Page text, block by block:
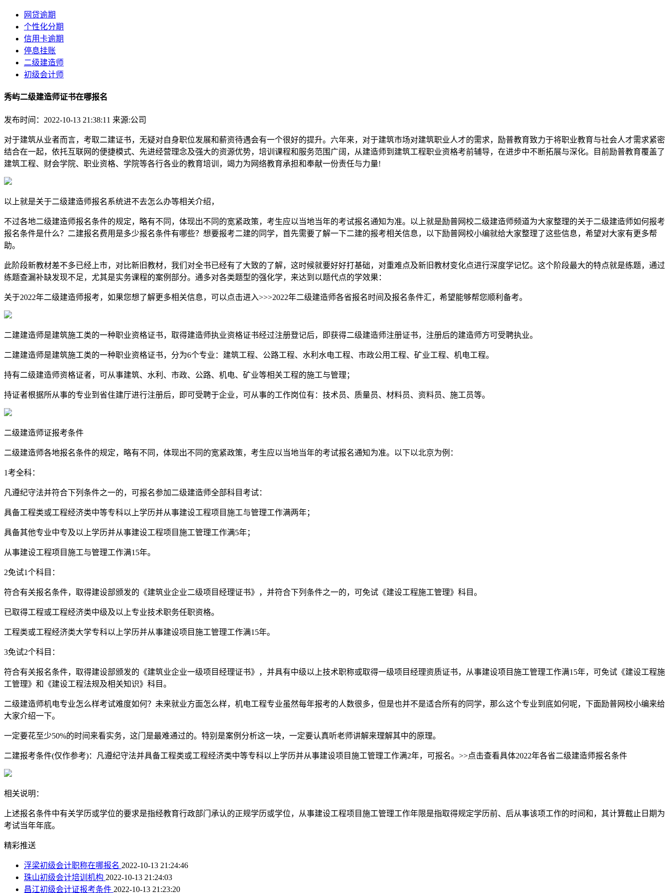
网贷逾期
个性化分期
信用卡逾期
停息挂账
二级建造师
初级会计师
秀屿二级建造师证书在哪报名
发布时间：2022-10-13 21:38:11 来源:公司
对于建筑从业者而言，考取二建证书，无疑对自身职位发展和薪资待遇会有一个很好的提升。六年来，对于建筑市场对建筑职业人才的需求，励普教育致力于将职业教育与社会人才需求紧密
结合在一起，依托互联网的便捷模式、先进经营理念及强大的资源优势，培训课程和服务范围广阔，从建造师到建筑工程职业资格考前辅导，在进步中不断拓展与深化。目前励普教育覆盖了
建筑工程、财会学院、职业资格、学院等各行各业的教育培训，竭力为网络教育承担和奉献一份责任与力量!
以上就是关于二级建造师报名系统进不去怎么办等相关介绍，
不过各地二级建造师报名条件的规定，略有不同，体现出不同的宽紧政策，考生应以当地当年的考试报名通知为准。以上就是励普网校二级建造师频道为大家整理的关于二级建造师如何报考
报名条件是什么？二建报名费用是多少报名条件有哪些？想要报考二建的同学，首先需要了解一下二建的报考相关信息，以下励普网校小编就给大家整理了这些信息，希望对大家有更多帮
助。
此阶段新教材差不多已经上市，对比新旧教材，我们对全书已经有了大致的了解，这时候就要好好打基础，对重难点及新旧教材变化点进行深度学记忆。这个阶段最大的特点就是练题，通过
练题查漏补缺发现不足，尤其是实务课程的案例部分。通多对各类题型的强化学，来达到以题代点的学效果：
关于2022年二级建造师报考，如果您想了解更多相关信息，可以点击进入>>>2022年二级建造师各省报名时间及报名条件汇，希望能够帮您顺利备考。
二建建造师是建筑施工类的一种职业资格证书，取得建造师执业资格证书经过注册登记后，即获得二级建造师注册证书，注册后的建造师方可受聘执业。
二建建造师是建筑施工类的一种职业资格证书，分为6个专业：建筑工程、公路工程、水利水电工程、市政公用工程、矿业工程、机电工程。
持有二级建造师资格证者，可从事建筑、水利、市政、公路、机电、矿业等相关工程的施工与管理；
持证者根据所从事的专业到省住建厅进行注册后，即可受聘于企业，可从事的工作岗位有：技术员、质量员、材料员、资料员、施工员等。
二级建造师证报考条件
二级建造师各地报名条件的规定，略有不同，体现出不同的宽紧政策，考生应以当地当年的考试报名通知为准。以下以北京为例：
1考全科：
凡遵纪守法并符合下列条件之一的，可报名参加二级建造师全部科目考试：
具备工程类或工程经济类中等专科以上学历并从事建设工程项目施工与管理工作满两年；
具备其他专业中专及以上学历并从事建设工程项目施工管理工作满5年；
从事建设工程项目施工与管理工作满15年。
2免试1个科目：
符合有关报名条件，取得建设部颁发的《建筑业企业二级项目经理证书》，并符合下列条件之一的，可免试《建设工程施工管理》科目。
已取得工程或工程经济类中级及以上专业技术职务任职资格。
工程类或工程经济类大学专科以上学历并从事建设项目施工管理工作满15年。
3免试2个科目：
符合有关报名条件，取得建设部颁发的《建筑业企业一级项目经理证书》，并具有中级以上技术职称或取得一级项目经理资质证书，从事建设项目施工管理工作满15年，可免试《建设工程施
工管理》和《建设工程法规及相关知识》科目。
二级建造师机电专业怎么样考试难度如何？未来就业方面怎么样，机电工程专业虽然每年报考的人数很多，但是也并不是适合所有的同学，那么这个专业到底如何呢，下面励普网校小编来给
大家介绍一下。
一定要花至少50%的时间来看实务，这门是最难通过的。特别是案例分析这一块，一定要认真听老师讲解来理解其中的原理。
二建报考条件(仅作参考)：凡遵纪守法并具备工程类或工程经济类中等专科以上学历并从事建设项目施工管理工作满2年，可报名。>>点击查看具体2022年各省二级建造师报名条件
相关说明：
上述报名条件中有关学历或学位的要求是指经教育行政部门承认的正规学历或学位，从事建设工程项目施工管理工作年限是指取得规定学历前、后从事该项工作的时间和，其计算截止日期为
考试当年年底。
精彩推送
浮梁初级会计职称在哪报名 2022-10-13 21:24:46
珠山初级会计培训机构 2022-10-13 21:24:03
昌江初级会计证报考条件 2022-10-13 21:23:20